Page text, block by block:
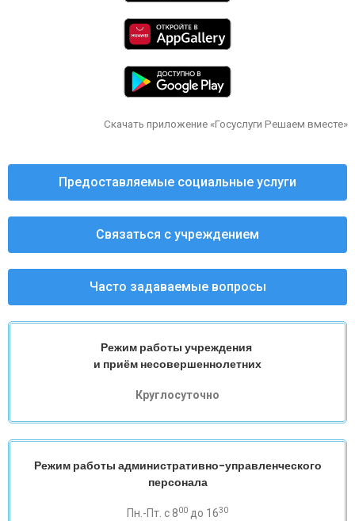
Скачать приложение «Госуслуги Решаем вместе»
Предоставляемые социальные услуги
Связаться с учреждением
Часто задаваемые вопросы
Режим работы учреждения
и приём несовершеннолетних
Круглосуточно
Режим работы административно-управленческого
персонала
Пн.-Пт. с 800 до 1630